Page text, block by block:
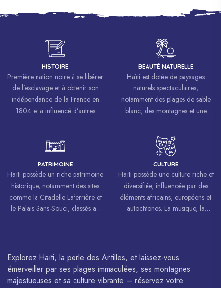
HISTOIRE
Première nation noire à se libérer
de l’esclavage et à obtenir son
indépendance de la France en
1804 et a influencé d’autres
luttes pour la liberté et l’égalité.
BEAUTÉ NATURELLE
Haïti est dotée de paysages
naturels spectaculaires,
notamment des plages de sable
blanc, des montagnes et une
PATRIMOINE
Haïti possède un riche patrimoine
historique, notamment des sites
comme la Citadelle Laferrière et
le Palais Sans-Souci, classés au
l’UNESCO.
CULTURE
Haïti possède une culture riche et
diversifiée, influencée par des
éléments africains, européens et
autochtones. La musique, la
sont célébrés à travers le monde.
Explorez Haïti, la perle des Antilles, et laissez-vous
émerveiller par ses plages immaculées, ses montagnes
majestueuses et sa culture vibrante – réservez votre